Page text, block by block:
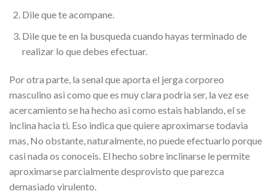
Dile que te acompane.
Dile que te en la busqueda cuando hayas terminado de
realizar lo que debes efectuar.
Por otra parte, la senal que aporta el jerga corporeo
masculino asi­ como que es muy clara podri­a ser, la vez ese
acercamiento se ha hecho asi­ como estais hablando, el se
inclina hacia ti. Eso indica que quiere aproximarse todavia
mas, No obstante, naturalmente, no puede efectuarlo porque
casi nada os conoceis. El hecho sobre inclinarse le permite
aproximarse parcialmente desprovisto que parezca
demasiado virulento.